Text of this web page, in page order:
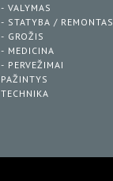
- VALYMAS
- STATYBA / REMONTAS
- GROŽIS
- MEDICINA
- PERVEŽIMAI
PAŽINTYS
TECHNIKA